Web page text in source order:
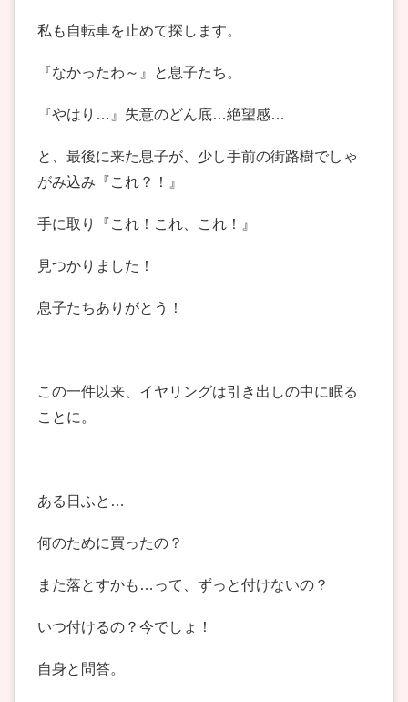
私も自転車を止めて探します。
『なかったわ～』と息子たち。
『やはり…』失意のどん底…絶望感…
と、最後に来た息子が、少し手前の街路樹でしゃ
がみ込み『これ？！』
手に取り『これ！これ、これ！』
見つかりました！
息子たちありがとう！
この一件以来、イヤリングは引き出しの中に眠る
ことに。
ある日ふと…
何のために買ったの？
また落とすかも…って、ずっと付けないの？
いつ付けるの？今でしょ！
自身と問答。